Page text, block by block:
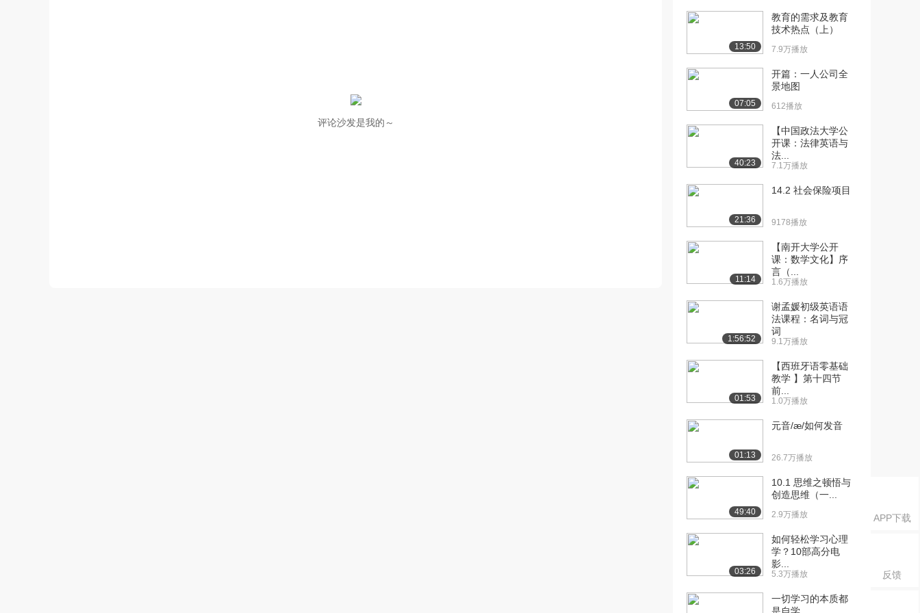
APP下载
反馈
评论沙发是我的～
收敛
[12] 3.3 逻辑神经元的学习
规则
[13] 3.4 反向传播算法解析
（一）
1308播放
[14] 3.5 反向传播算法解析
524播放
[15] 4.1 学习预测词
[16] 4.2 初识神经认知学 04:48
[17] 4.3 Softmax输出函数
375播放
07:42
[18] 4.4 语音识别模型
[19] 5.1 视觉识别的难点 05:01
[20] 5.2 如何达到视觉不变
性
06:21
[21] 5.3 应用于数字识别的
卷积网络
概览
的一些技...
13:50
教育的需求及教育
技术热点（上）
7.9万播放
07:05
开篇：一人公司全
景地图
612播放
40:23
【中国政法大学公
开课：法律英语与
法...
7.1万播放
21:36
14.2 社会保险项目
9178播放
11:14
【南开大学公开
课：数学文化】序
言（...
1.6万播放
1:56:52
谢孟媛初级英语语
法课程：名词与冠
词
9.1万播放
01:53
【西班牙语零基础
教学 】第十四节
前...
1.0万播放
01:13
元音/æ/如何发音
26.7万播放
49:40
10.1 思维之顿悟与
创造思维（一...
2.9万播放
03:26
如何轻松学习心理
学？10部高分电
影...
5.3万播放
一切学习的本质都